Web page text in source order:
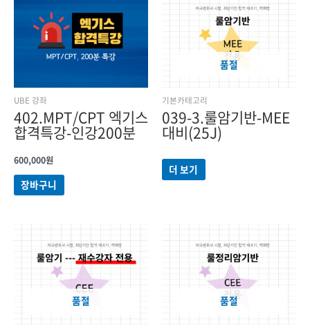
UBE 강좌
402.MPT/CPT 엑기스
합격특강-인강200분
600,000원
장바구니
품절
기본카테고리
039-3.룰암기반-MEE
대비(25J)
더 보기
품절 품절
972,500원.875,250원.